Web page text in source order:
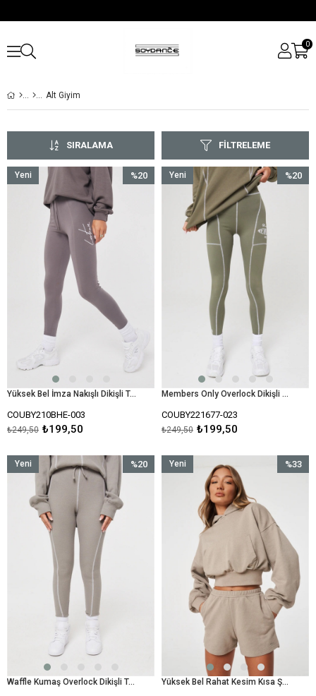
0
Alt Giyim
FILTRELEME
SIRALAMA
Yüksek Bel İmza Nakışlı Dikişli Tayt-Vizon
COUBY210BHE-003
₺199,50
₺249,50
%20
Yeni
Members Only Overlock Dikişli Tayt-Haki
COUBY221677-023
₺199,50
₺249,50
%20
Yeni
Waffle Kumaş Overlock Dikişli Tayt-Bej
%20
Yeni
Yüksek Bel Rahat Kesim Kısa Şort-Bej
%33
Yeni